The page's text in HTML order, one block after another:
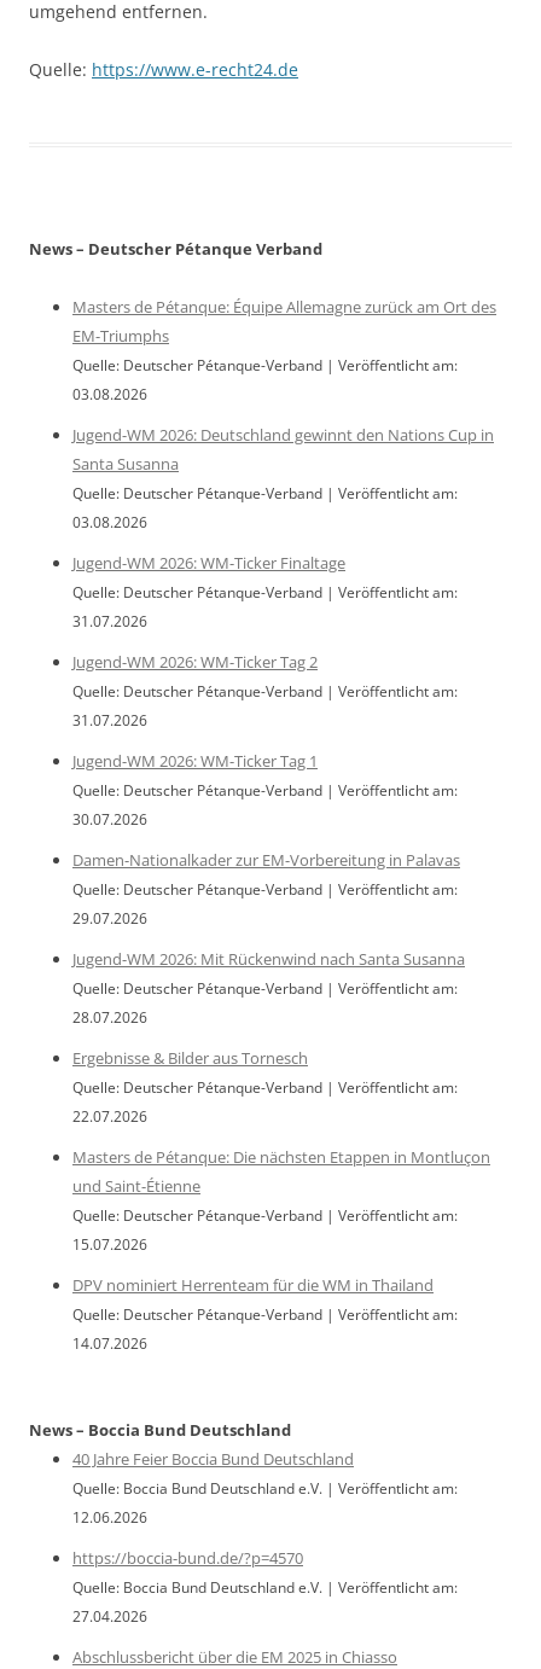
umgehend entfernen.
Quelle: https://www.e-recht24.de
News – Deutscher Pétanque Verband
Masters de Pétanque: Équipe Allemagne zurück am Ort des
EM-Triumphs
Quelle: Deutscher Pétanque-Verband
Veröffentlicht am:
03.08.2026
Jugend-WM 2026: Deutschland gewinnt den Nations Cup in
Santa Susanna
Quelle: Deutscher Pétanque-Verband
Veröffentlicht am:
03.08.2026
Jugend-WM 2026: WM-Ticker Finaltage
Quelle: Deutscher Pétanque-Verband
Veröffentlicht am:
31.07.2026
Jugend-WM 2026: WM-Ticker Tag 2
Quelle: Deutscher Pétanque-Verband
Veröffentlicht am:
31.07.2026
Jugend-WM 2026: WM-Ticker Tag 1
Quelle: Deutscher Pétanque-Verband
Veröffentlicht am:
30.07.2026
Damen-Nationalkader zur EM-Vorbereitung in Palavas
Quelle: Deutscher Pétanque-Verband
Veröffentlicht am:
29.07.2026
Jugend-WM 2026: Mit Rückenwind nach Santa Susanna
Quelle: Deutscher Pétanque-Verband
Veröffentlicht am:
28.07.2026
Ergebnisse & Bilder aus Tornesch
Quelle: Deutscher Pétanque-Verband
Veröffentlicht am:
22.07.2026
Masters de Pétanque: Die nächsten Etappen in Montluçon
und Saint-Étienne
Quelle: Deutscher Pétanque-Verband
Veröffentlicht am:
15.07.2026
DPV nominiert Herrenteam für die WM in Thailand
Quelle: Deutscher Pétanque-Verband
Veröffentlicht am:
14.07.2026
News – Boccia Bund Deutschland
40 Jahre Feier Boccia Bund Deutschland
Quelle: Boccia Bund Deutschland e.V.
Veröffentlicht am:
12.06.2026
https://boccia-bund.de/?p=4570
Quelle: Boccia Bund Deutschland e.V.
Veröffentlicht am:
27.04.2026
Abschlussbericht über die EM 2025 in Chiasso